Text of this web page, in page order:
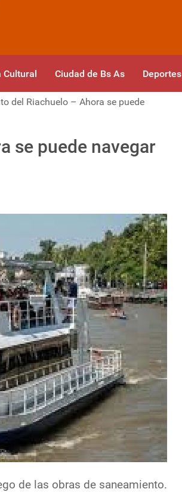
Ciudad de Bs As Deportes
del Riachuelo – Ahora se puede
se puede navegar
de las obras de saneamiento.